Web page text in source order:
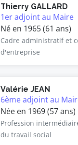
Thierry GALLARD
1er adjoint au Maire
Né en 1965 (61 ans)
Cadre administratif et
d'entreprise
Valérie JEAN
6ème adjoint au
Née en 1969 (57 ans)
Profession
du travail social